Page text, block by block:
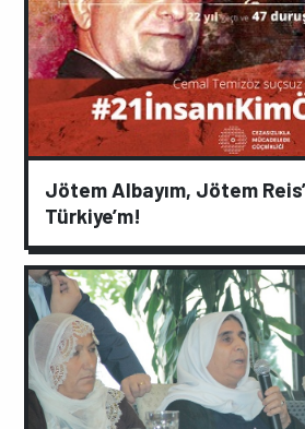
Jötem Albayım, Jötem
Türkiye’m!